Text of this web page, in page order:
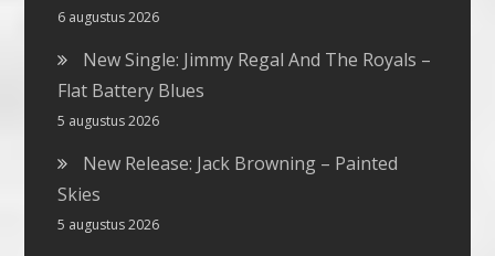
6 augustus 2026
New Single: Jimmy Regal And The Royals –
Flat Battery Blues
5 augustus 2026
New Release: Jack Browning – Painted
Skies
5 augustus 2026